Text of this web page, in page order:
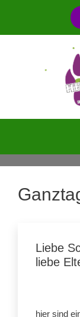
Liebe
liebe
hier sind